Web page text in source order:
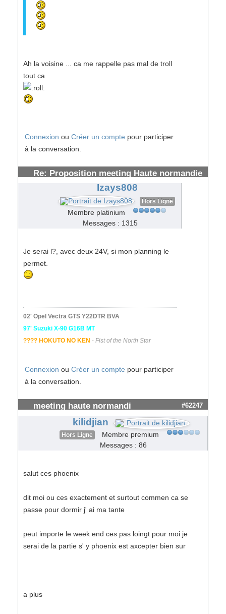
Ah la voisine ... ca me rappelle pas mal de troll
tout ca
Connexion ou Créer un compte pour participer
à la conversation.
Re: Proposition meeting Haute normandie
Izays808
Hors Ligne
Membre platinium
Messages : 1315
Je serai l?, avec deux 24V, si mon planning le
permet.
02' Opel Vectra GTS Y22DTR BVA
97' Suzuki X-90 G16B MT
???? HOKUTO NO KEN - Fist of the North Star
Connexion ou Créer un compte pour participer
à la conversation.
meeting haute normandi #62247
kilidjian
Hors Ligne
Membre premium
Messages : 86
salut ces phoenix
dit moi ou ces exactement et surtout commen ca se
passe pour dormir j' ai ma tante
peut importe le week end ces pas loingt pour moi je
serai de la partie s' y phoenix est axcepter bien sur
a plus